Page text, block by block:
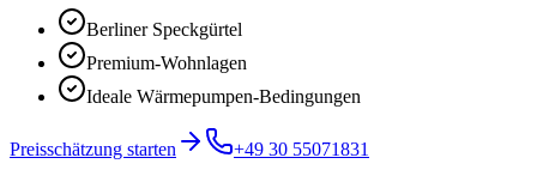
Berliner Speckgürtel
Premium-Wohnlagen
Ideale Wärmepumpen-Bedingungen
Preisschätzung starten +49 30 55071831